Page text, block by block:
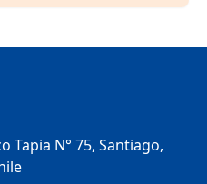
Tapia N° 75, Santiago,